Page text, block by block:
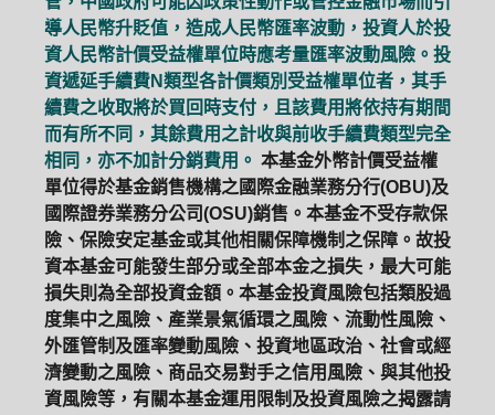
導人民幣升貶值，造成人民幣匯率波動，投資人於投
資人民幣計價受益權單位時應考量匯率波動風險。投
資遞延手續費N類型各計價類別受益權單位者，其手
續費之收取將於買回時支付，且該費用將依持有期間
而有所不同，其餘費用之計收與前收手續費類型完全
相同，亦不加計分銷費用。 本基金外幣計價受益權
單位得於基金銷售機構之國際金融業務分行(OBU)及
國際證券業務分公司(OSU)銷售。本基金不受存款保
險、保險安定基金或其他相關保障機制之保障。故投
資本基金可能發生部分或全部本金之損失，最大可能
損失則為全部投資金額。本基金投資風險包括類股過
度集中之風險、產業景氣循環之風險、流動性風險、
外匯管制及匯率變動風險、投資地區政治、社會或經
濟變動之風險、商品交易對手之信用風險、與其他投
資風險等，有關本基金運用限制及投資風險之揭露請